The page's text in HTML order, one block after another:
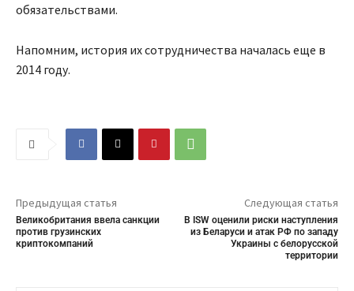
обязательствами.
Напомним, история их сотрудничества началась еще в
2014 году.
Предыдущая статья
Великобритания ввела санкции
против грузинских
криптокомпаний
Следующая статья
В ISW оценили риски наступления
из Беларуси и атак РФ по западу
Украины с белорусской
территории